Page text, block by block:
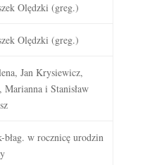
Olędzki (greg.)
Olędzki (greg.)
Jan Krysiewicz,
Marianna i Stanisław
błag. w rocznicę urodzin